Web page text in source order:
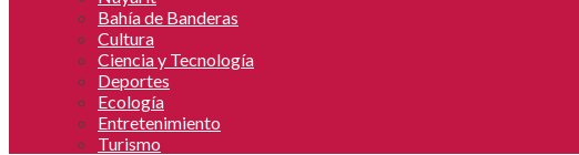
Bahía de Banderas
Cultura
Ciencia y Tecnología
Deportes
Ecología
Entretenimiento
Turismo